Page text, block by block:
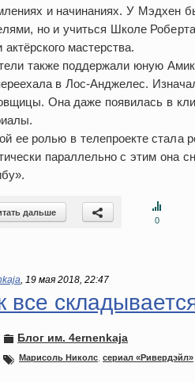
и начинаниях. У Мэдхен
но и учиться Школе
актёрского мастерства.
также поддержали юную
в Лос-Анджелес.
Она даже появилась в
ее ролью в телепроекте стала
параллельно с этим она
дальше
0
, 19 мая 2018, 22:47
все
Блог им. 4ernenkaja
Марисоль Николс сериал «Ривердэйл»